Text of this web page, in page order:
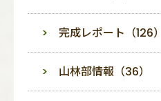
完成レポート（126）
山林部情報（36）